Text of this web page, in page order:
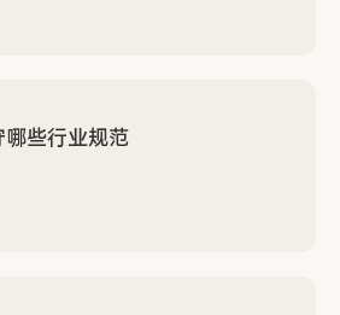
哪些行业规范